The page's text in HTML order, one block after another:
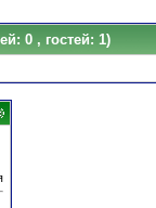
0 , гостей: 1)